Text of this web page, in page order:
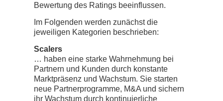
Bewertung des Ratings beeinflussen.
Im Folgenden werden zunächst die
jeweiligen Kategorien beschrieben:
Scalers
… haben eine starke Wahrnehmung bei
Partnern und Kunden durch konstante
Marktpräsenz und Wachstum. Sie starten
neue Partnerprogramme, M&A und sichern
ihr Wachstum durch kontinuierliche